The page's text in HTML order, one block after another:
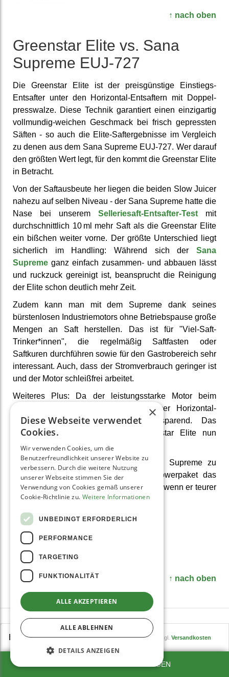
EUR 749,00 693,45 inkl. MwSt., zzgl. Versandkosten
ZUM WARENKORB HINZUFÜGEN
↑ nach oben
Greenstar Elite vs. Sana
Supreme EUJ-727
Die Greenstar Elite ist der preis­günstige Einstiegs-
Entsafter unter den Hori­zontal-Ent­saftern mit Doppel­
press­walze. Diese Technik garantiert einen einzig­artig
voll­mundig-weichen Geschmack bei frisch ge­pressten
Säften - so auch die Elite-Saft­ergebnisse im Vergleich
zu denen aus dem Sana Supreme EUJ-727. Wer darauf
den größten Wert legt, für den kommt die Greenstar Elite
in Betracht.
Von der Saft­ausbeute her liegen die beiden Slow Juicer
nahezu auf selben Niveau - der Sana Supreme hatte die
Nase bei unserem Sellerie­saft-Entsafter-Test mit
durch­schnitt­lich 10 ml mehr Saft als die Greenstar Elite
ein bißchen weiter vorne. Der größte Unter­schied liegt
sicher­lich im Handling: Während sich der Sana
Supreme ganz einfach zusammen- und abbauen lässt
und ruckzuck ge­reinigt ist, be­ansprucht die Reinigung
der Elite schon deutlich mehr Zeit.
Zudem kann man mit dem Supreme dank seines
bürsten­losen Industrie­motors ohne Betriebs­pause große
Mengen an Saft her­stellen. Das ist für "Viel-Saft-
Trinker*innen", die regel­mäßig Saft­fasten oder
Saftkuren durch­führen sowie für den Gastro­bereich sehr
interes­sant. Auch, dass der Strom­verbrauch geringer ist
und der Motor schleiß­frei arbeitet.
Weiteres Plus: Da der leistungs­starke Motor beim
Supreme vertikal verbaut ist, ist dieser Horizontal-
Entsafter sogar noch richtig platz­sparend. Das
wiederum kann man von der Greenstar Elite nun
wirklich nicht behaupten.
Wer die Leistungs­merkmale des Sana Supreme zu
nutzen weiß, für den dürfte dieses Power­paket das
richtige Gerät zum Entsaften sein - auch, wenn er teurer
als die Greenstar Elite ist.
"Supreme"
699,00 €
↑ nach oben
Fragen & Antworten zum
Produkt
Stelle eine Frage zu diesem Produkt
SEHR GUT (4.9 / 5)
Bewertungen bei: google.com, idealo.de, shopvote.de ⓘ
Informationen zur Echtheit der Bewertungen
×
Diese Webseite verwendet
Cookies.
Wir verwenden Cookies, um die
Benutzerfreundlichkeit unserer Website zu
verbessern. Durch die weitere Nutzung
unserer Webseite stimmen Sie der
Verwendung von Cookies gemäß unserer
Cookie-Richtlinie zu. Weitere Informationen
UNBEDINGT ERFORDERLICH
PERFORMANCE
TARGETING
FUNKTIONALITÄT
ALLE AKZEPTIEREN
ALLE ABLEHNEN
DETAILS ANZEIGEN